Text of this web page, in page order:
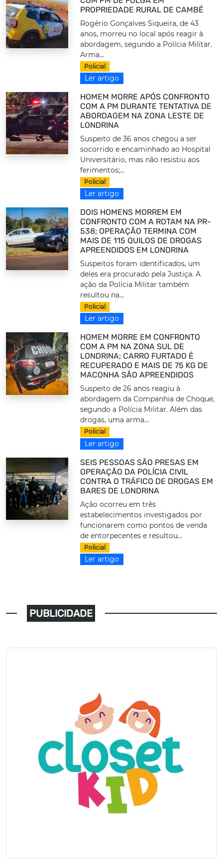
PROPRIEDADE RURAL DE CAMBÉ
Rogério Gonçalves Siqueira, de 43
anos, morreu no local após reagir à
abordagem, segundo a Polícia Militar.
Arma...
Policial
Ler artigo
HOMEM MORRE APÓS CONFRONTO
COM A PM DURANTE TENTATIVA DE
ABORDAGEM NA ZONA LESTE DE
LONDRINA
Suspeito de 36 anos chegou a ser
socorrido e encaminhado ao Hospital
Universitário, mas não resistiu aos
ferimentos;...
Policial
Ler artigo
DOIS HOMENS MORREM EM
CONFRONTO COM A ROTAM NA PR-
538; OPERAÇÃO TERMINA COM
MAIS DE 115 QUILOS DE DROGAS
APREENDIDOS EM LONDRINA
Suspeitos foram identificados, um
deles era procurado pela Justiça. A
ação da Polícia Militar também
resultou na...
Policial
Ler artigo
HOMEM MORRE EM CONFRONTO
COM A PM NA ZONA SUL DE
LONDRINA; CARRO FURTADO É
RECUPERADO E MAIS DE 75 KG DE
MACONHA SÃO APREENDIDOS
Suspeito de 26 anos reagiu à
abordagem da Companhia de Choque,
segundo a Polícia Militar. Além das
drogas, uma arma...
Policial
Ler artigo
SEIS PESSOAS SÃO PRESAS EM
OPERAÇÃO DA POLÍCIA CIVIL
CONTRA O TRÁFICO DE DROGAS EM
BARES DE LONDRINA
Ação ocorreu em três
estabelecimentos investigados por
funcionarem como pontos de venda
de entorpecentes e resultou...
Policial
Ler artigo
PUBLICIDADE